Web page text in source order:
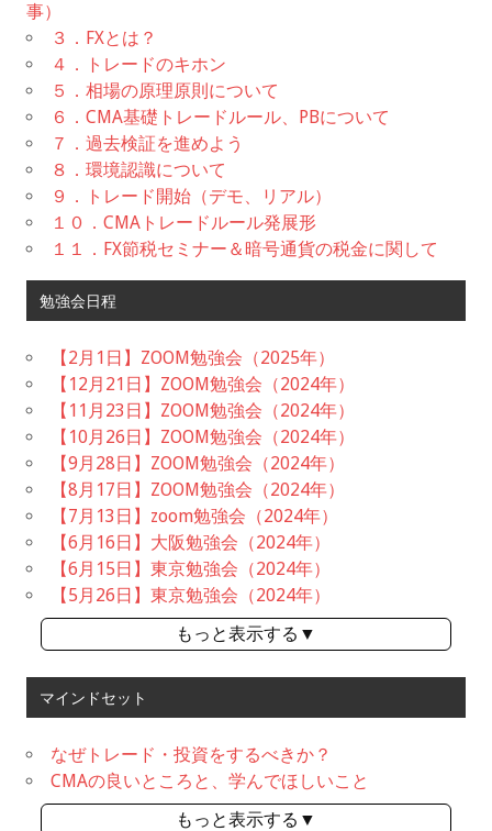
事）
３．FXとは？
４．トレードのキホン
５．相場の原理原則について
６．CMA基礎トレードルール、PBについて
７．過去検証を進めよう
８．環境認識について
９．トレード開始（デモ、リアル）
１０．CMAトレードルール発展形
１１．FX節税セミナー＆暗号通貨の税金に関して
勉強会日程
【2月1日】ZOOM勉強会（2025年）
【12月21日】ZOOM勉強会（2024年）
【11月23日】ZOOM勉強会（2024年）
【10月26日】ZOOM勉強会（2024年）
【9月28日】ZOOM勉強会（2024年）
【8月17日】ZOOM勉強会（2024年）
【7月13日】zoom勉強会（2024年）
【6月16日】大阪勉強会（2024年）
【6月15日】東京勉強会（2024年）
【5月26日】東京勉強会（2024年）
もっと表示する▼
マインドセット
なぜトレード・投資をするべきか？
CMAの良いところと、学んでほしいこと
もっと表示する▼